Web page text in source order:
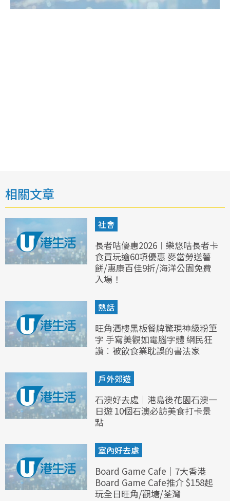
相關文章
社會
長者咭優惠2026︱樂悠咭長者卡
食買玩逾60項優惠 麥當勞送薯
餅/惠康百佳9折/海洋公園免費
入場！
熱話
旺角酒樓黑板餐牌驚現神級粉筆
字 手寫美觀如電腦字體 網民狂
讚︰被飲食業耽誤的書法家
戶外郊遊
石澳好去處｜港島後花園石澳一
日遊 10個石澳必訪美食打卡景
點
室內好去處
Board Game Cafe｜7大香港
Board Game Cafe推介 $158起
玩全日旺角/觀塘/荃灣